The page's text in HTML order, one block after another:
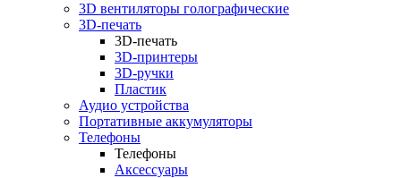
3D вентиляторы голографические
3D-печать
3D-печать
3D-принтеры
3D-ручки
Пластик
Аудио устройства
Портативные аккумуляторы
Телефоны
Телефоны
Аксессуары